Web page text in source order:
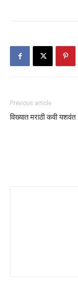
Previous article
विख्यात मराठी कवी यशवंत